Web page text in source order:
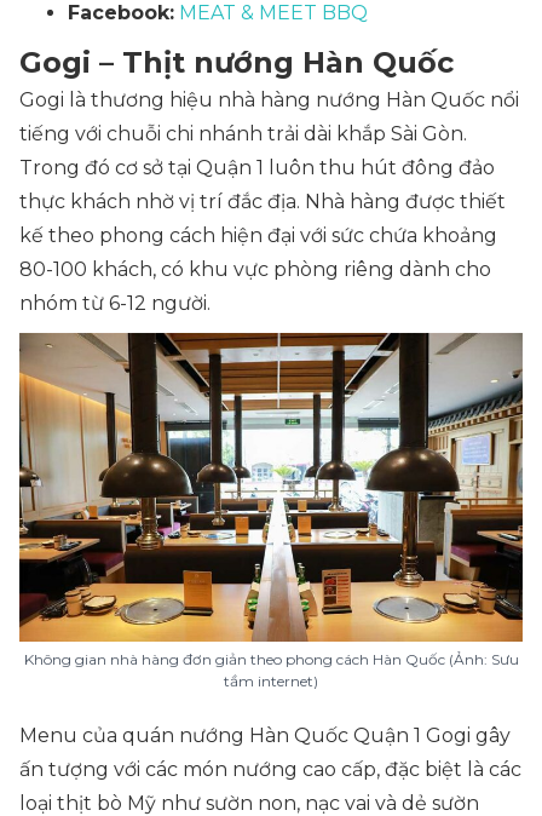
Facebook: MEAT & MEET BBQ
Gogi – Thịt nướng Hàn Quốc
Gogi là thương hiệu nhà hàng nướng Hàn Quốc nổi
tiếng với chuỗi chi nhánh trải dài khắp Sài Gòn.
Trong đó cơ sở tại Quận 1 luôn thu hút đông đảo
thực khách nhờ vị trí đắc địa. Nhà hàng được thiết
kế theo phong cách hiện đại với sức chứa khoảng
80-100 khách, có khu vực phòng riêng dành cho
nhóm từ 6-12 người.
Không gian nhà hàng đơn giản theo phong cách Hàn Quốc (Ảnh: Sưu
tầm internet)
Menu của quán nướng Hàn Quốc Quận 1 Gogi gây
ấn tượng với các món nướng cao cấp, đặc biệt là các
loại thịt bò Mỹ như sườn non, nạc vai và dẻ sườn